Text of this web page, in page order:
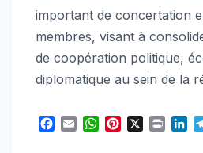
important de concertation
membres, visant à
de coopération politique,
diplomatique au sein de la
W